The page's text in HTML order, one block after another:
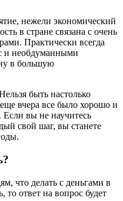
нежели экономический
в стране связана с очень
Практически всегда
и необдуманными
в большую
быть настолько
вчера все было хорошо и
вы не научитесь
свой шаг, вы станете
что делать с деньгами в
ответ на вопрос будет